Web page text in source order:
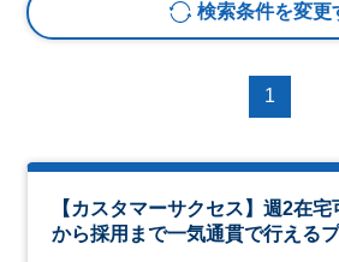
検索条件を変更
1
【カスタマーサクセス】週2在
から採用まで一気通貫で行える